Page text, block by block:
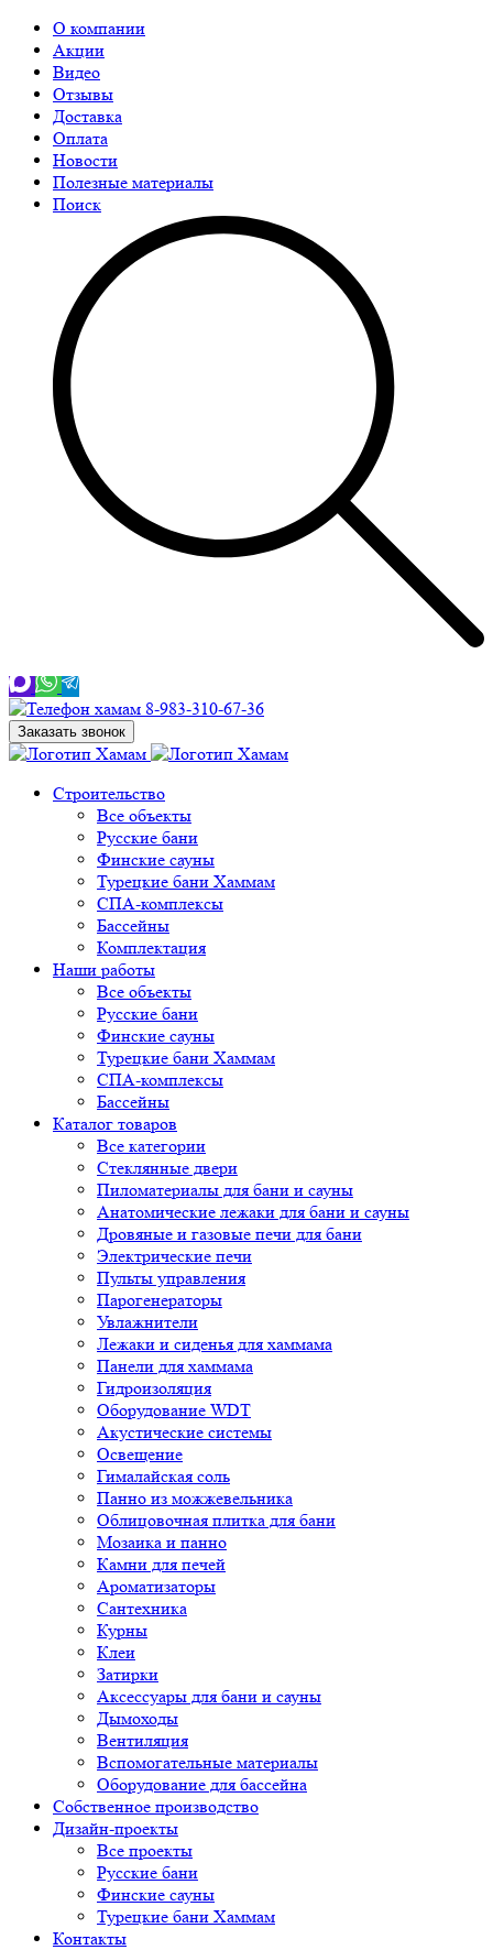
О компании
Акции
Видео
Отзывы
Доставка
Оплата
Новости
Полезные материалы
Поиск
8-983-310-67-36
Заказать звонок
Строительство
Все объекты
Русские бани
Финские сауны
Турецкие бани Хаммам
СПА-комплексы
Бассейны
Комплектация
Наши работы
Все объекты
Русские бани
Финские сауны
Турецкие бани Хаммам
СПА-комплексы
Бассейны
Каталог товаров
Все категории
Стеклянные двери
Пиломатериалы для бани и сауны
Анатомические лежаки для бани и сауны
Дровяные и газовые печи для бани
Электрические печи
Пульты управления
Парогенераторы
Увлажнители
Лежаки и сиденья для хаммама
Панели для хаммама
Гидроизоляция
Оборудование WDT
Акустические системы
Освещение
Гималайская соль
Панно из можжевельника
Облицовочная плитка для бани
Мозаика и панно
Камни для печей
Ароматизаторы
Сантехника
Курны
Клеи
Затирки
Аксессуары для бани и сауны
Дымоходы
Вентиляция
Вспомогательные материалы
Оборудование для бассейна
Собственное производство
Дизайн-проекты
Все проекты
Русские бани
Финские сауны
Турецкие бани Хаммам
Контакты